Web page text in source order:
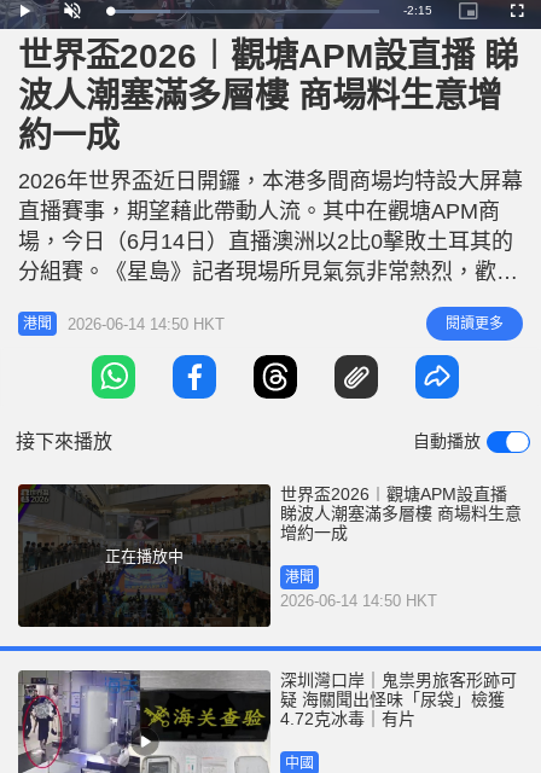
P
l
a
y
U
n
m
u
L
o
d
e
d
:
2
2
R
e
m
n
n
-2:15
P
i
c
t
u
e
-
c
t
r
e
F
u
l
s
世界盃2026︱觀塘APM設直播 睇
波人潮塞滿多層樓 商場料生意增
約一成
2026年世界盃近日開鑼，本港多間商場均特設大屏幕
直播賽事，期望藉此帶動人流。其中在觀塘APM商
場，今日（6月14日）直播澳洲以2比0擊敗土耳其的
分組賽。《星島》記者現場所見氣氛非常熱烈，歡呼
聲此起彼落。有市民直言，在商場觀看賽事比在家中
氣氛更佳。 帶動商場生意額增加8%至10% 中午12
時，澳洲對土耳其賽事正式展開，在APM商場，賽事
開始後不久場內氣氛迅速升溫，從大堂中庭到二樓的
港聞 2026-06-14 14:50 HKT 閱讀更多
接下來播放 自動播放
正在播放中
世界盃2026︱觀塘APM設直播
睇波人潮塞滿多層樓 商場料生意
增約一成
港聞
2026-06-14 14:50 HKT
深圳灣口岸｜鬼祟男旅客形跡可
疑 海關聞出怪味「尿袋」檢獲
4.72克冰毒｜有片
中國